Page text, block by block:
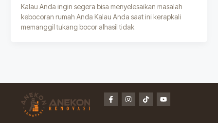
Kalau Anda ingin segera bisa menyelesaikan masalah
kebocoran rumah Anda Kalau Anda saat ini kerapkali
memanggil tukang bocor alhasil tidak
F
a
c
I
n
s
T
i
k
Y
o
u